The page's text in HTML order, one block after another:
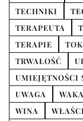
TECHNIKI
TERAPEUTA
TERAPIE
TRWAŁOŚĆ
UMIEJĘTNOŚCI
UWAGA
WINA